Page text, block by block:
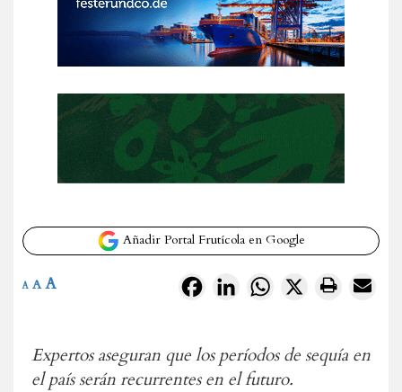
Añadir Portal Frutícola en Google
FacebookLinkedInWhatsApp
X
A A A
Expertos aseguran que los períodos de sequía en
el país serán recurrentes en el futuro.